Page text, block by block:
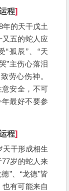
程]
年的天干戊土
五的蛇人应
孤辰”、“天
”主伤心落泪
劳心伤神。
意安全，不可
最好不要参
程]
天干形成相生
岁的蛇人来
”、“龙德”皆
有可能来自